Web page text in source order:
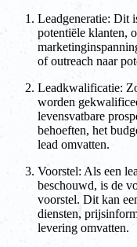
Leadgeneratie: Dit
potentiële klanten,
of outreach naar
Leadkwalificatie:
worden
levensvatbare
behoeften, het
lead omvatten.
Voorstel: Als een
beschouwd, is de
voorstel. Dit kan
diensten,
levering omvatten.